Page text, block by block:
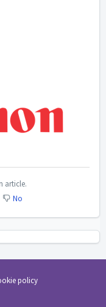
article.
No
policy